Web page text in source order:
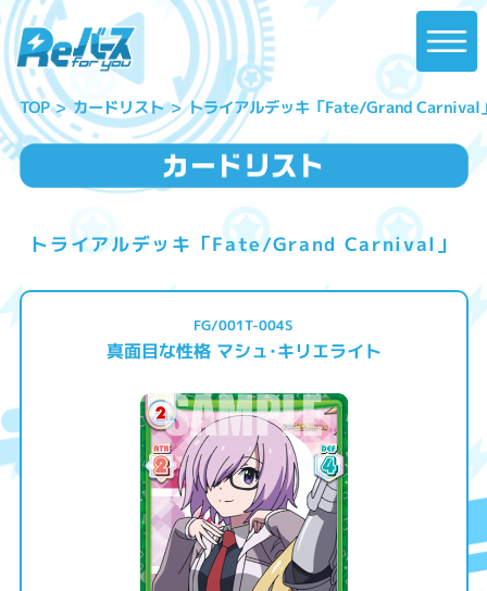
TOP カードリスト トライアルデッキ「Fate/Grand Carnival
トライアルデッキ「Fate/Grand Carnival」
FG/001T-004S
真面目な性格 マシュ･キリエライト